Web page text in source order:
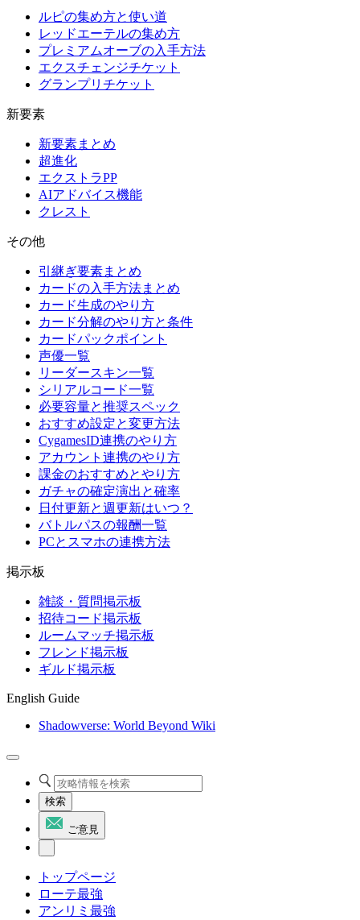
ルピの集め方と使い道
レッドエーテルの集め方
プレミアムオーブの入手方法
エクスチェンジチケット
グランプリチケット
新要素
新要素まとめ
超進化
エクストラPP
AIアドバイス機能
クレスト
その他
引継ぎ要素まとめ
カードの入手方法まとめ
カード生成のやり方
カード分解のやり方と条件
カードパックポイント
声優一覧
リーダースキン一覧
シリアルコード一覧
必要容量と推奨スペック
おすすめ設定と変更方法
CygamesID連携のやり方
アカウント連携のやり方
課金のおすすめとやり方
ガチャの確定演出と確率
日付更新と週更新はいつ？
バトルパスの報酬一覧
PCとスマホの連携方法
掲示板
雑談・質問掲示板
招待コード掲示板
ルームマッチ掲示板
フレンド掲示板
ギルド掲示板
English Guide
Shadowverse: World Beyond Wiki
検索
ご意見
トップページ
ローテ最強
アンリミ最強